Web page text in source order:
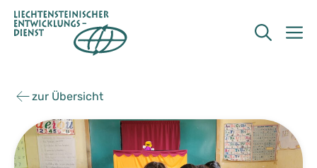
Zum
Inhalt
zur Übersicht